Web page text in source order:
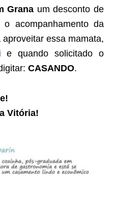
Grana um desconto de
acompanhamento da
essa mamata,
e quando solicitado o
CASANDO.
Vitória!